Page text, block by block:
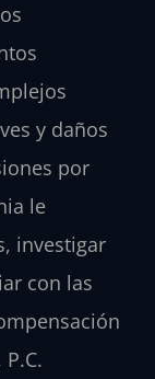
y daños
por
le
investigar
con las